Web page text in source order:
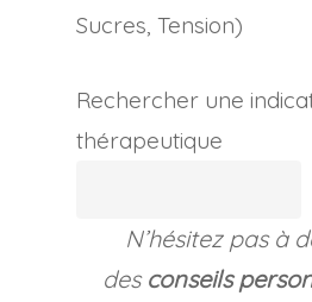
Sucres, Tension)
Rechercher une
thérapeutique
N’hésitez pas à
des conseils